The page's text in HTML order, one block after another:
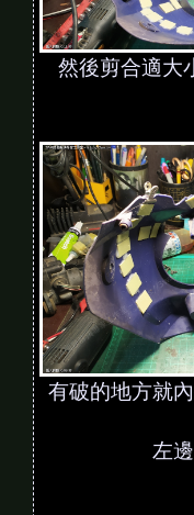
然後剪合適大
有破的地方就
左